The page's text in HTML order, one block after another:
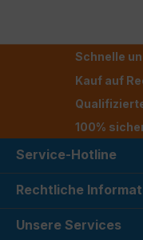
Schnelle
Kauf auf
100%
Service-Hotline
Rechtliche
Unsere Services